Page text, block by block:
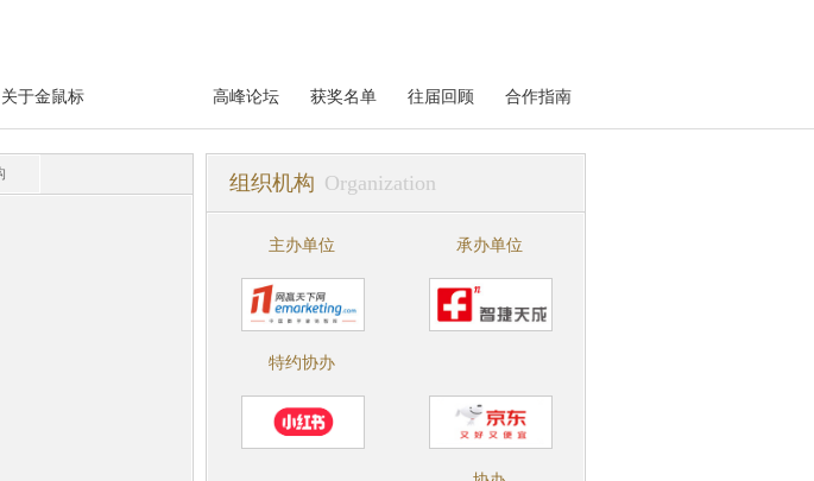
关于金鼠标 高峰论坛 获奖名单 往届回顾 合作指南
组织机构 Organization
主办单位 承办单位
特约协办